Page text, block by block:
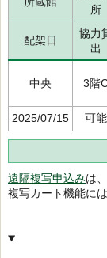
所
配架日
協力
出
中央 3階
2025/07/15 可能
遠隔複写申込みは
複写カート機能に